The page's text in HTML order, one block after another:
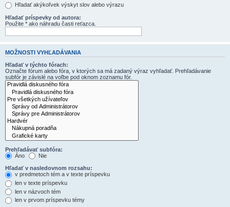
Hľadať akýkoľvek výskyt slov alebo výrazu
Hľadať príspevky od autora:
Použite * ako náhradu časti reťazca.
MOŽNOSTI VYHĽADÁVANIA
Hľadať v týchto fórach:
Označte fórum alebo fóra, v ktorých sa má zadaný výraz vyhľadať. Prehľadávanie
subfór je závislé na voľbe pod oknom zoznamu fór.
Prehľadávať subfóra:
Áno
Nie
Hľadať v nasledovnom rozsahu:
v predmetoch tém a v texte príspevku
len v texte príspevku
len v názvoch tém
len v prvom príspevku témy